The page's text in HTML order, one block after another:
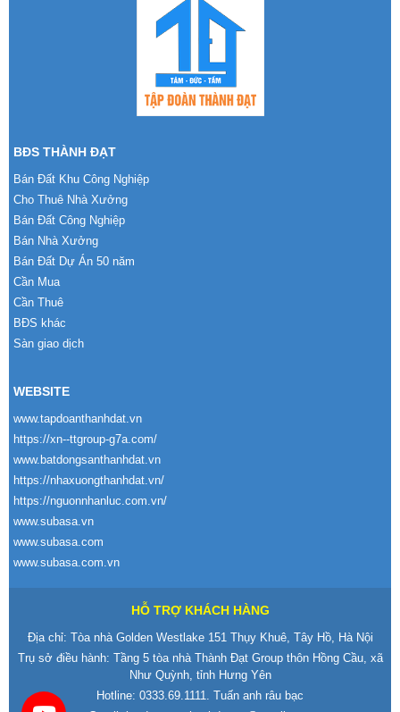
BĐS THÀNH ĐẠT
Bán Đất Khu Công Nghiệp
Cho Thuê Nhà Xưởng
Bán Đất Công Nghiệp
Bán Nhà Xưởng
Bán Đất Dự Án 50 năm
Cần Mua
Cần Thuê
BĐS khác
Sàn giao dịch
WEBSITE
www.tapdoanthanhdat.vn
https://xn--ttgroup-g7a.com/
www.batdongsanthanhdat.vn
https://nhaxuongthanhdat.vn/
https://nguonnhanluc.com.vn/
www.subasa.vn
www.subasa.com
www.subasa.com.vn
HỖ TRỢ KHÁCH HÀNG
Địa chỉ: Tòa nhà Golden Westlake 151 Thụy Khuê, Tây Hồ, Hà Nội
Trụ sở điều hành: Tầng 5 tòa nhà Thành Đạt Group thôn Hồng Cầu, xã
Như Quỳnh, tỉnh Hưng Yên
Hotline: 0333.69.1111. Tuấn anh râu bạc